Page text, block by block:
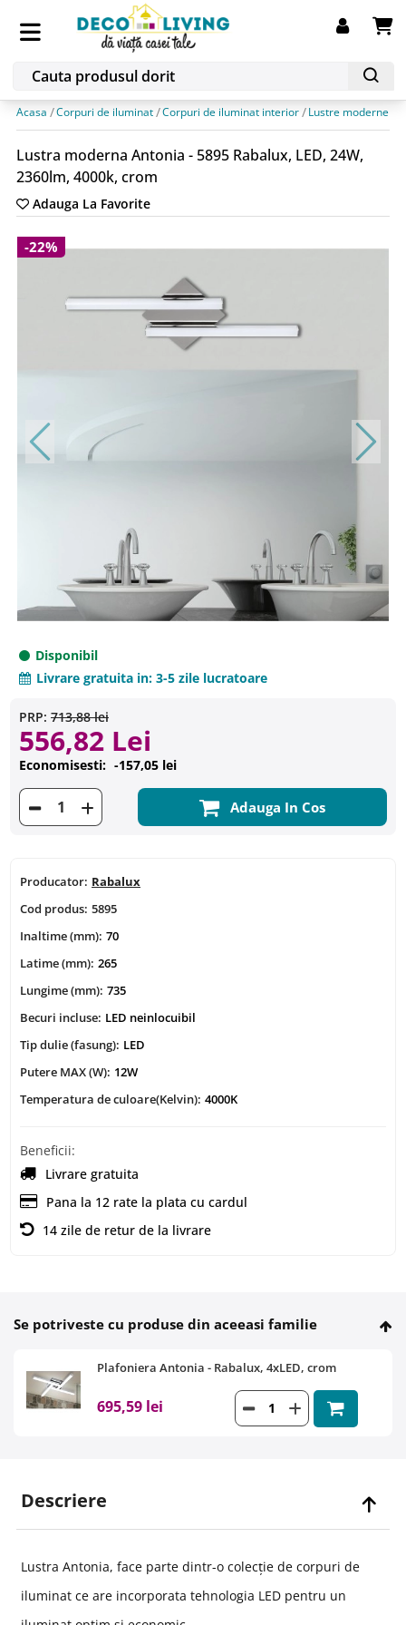
Acasa Corpuri de iluminat Corpuri de iluminat interior Lustre moderne
Lustra moderna Antonia - 5895 Rabalux, LED, 24W,
2360lm, 4000k, crom
Adauga La Favorite
-22%
Producator: Rabalux
Cod produs: 5895
Inaltime (mm): 70
Latime (mm): 265
Lungime (mm): 735
Becuri incluse: LED neinlocuibil
Tip dulie (fasung): LED
Putere MAX (W): 12W
Temperatura de culoare(Kelvin): 4000K
Beneficii:
Livrare gratuita
Pana la 12 rate la plata cu cardul
14 zile de retur de la livrare
Disponibil
Livrare gratuita in: 3-5 zile lucratoare
PRP: 713,88 lei
556,82 Lei
Economisesti: -157,05 lei
Adauga In Cos
Se potriveste cu produse din aceeasi familie
Plafoniera Antonia - Rabalux, 4xLED, crom
695,59 lei
Descriere
Lustra Antonia, face parte dintr-o colecție de corpuri de
iluminat ce are incorporata tehnologia LED pentru un